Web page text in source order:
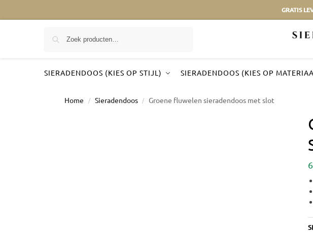
GRATIS
SIERADENDOOS (KIES OP STIJL) SIERADENDOOS (KIES OP
Home / Sieradendoos / Groene fluwelen sieradendoos met slot